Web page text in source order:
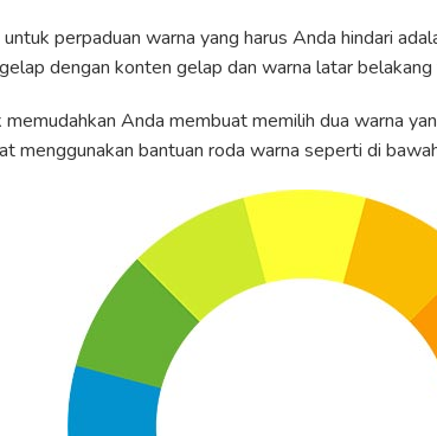
untuk perpaduan warna yang harus Anda hindari
dengan konten gelap dan warna latar
memudahkan Anda membuat memilih dua warna
menggunakan bantuan roda warna seperti di